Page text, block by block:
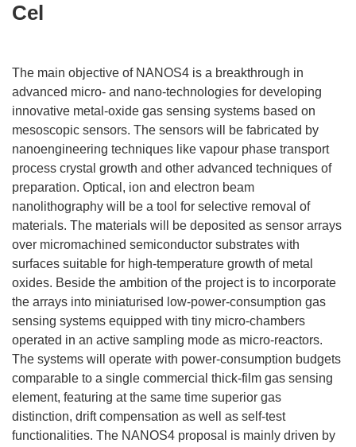
Cel
The main objective of NANOS4 is a breakthrough in
advanced micro- and nano-technologies for developing
innovative metal-oxide gas sensing systems based on
mesoscopic sensors. The sensors will be fabricated by
nanoengineering techniques like vapour phase transport
process crystal growth and other advanced techniques of
preparation. Optical, ion and electron beam
nanolithography will be a tool for selective removal of
materials. The materials will be deposited as sensor arrays
over micromachined semiconductor substrates with
surfaces suitable for high-temperature growth of metal
oxides. Beside the ambition of the project is to incorporate
the arrays into miniaturised low-power-consumption gas
sensing systems equipped with tiny micro-chambers
operated in an active sampling mode as micro-reactors.
The systems will operate with power-consumption budgets
comparable to a single commercial thick-film gas sensing
element, featuring at the same time superior gas
distinction, drift compensation as well as self-test
functionalities. The NANOS4 proposal is mainly driven by